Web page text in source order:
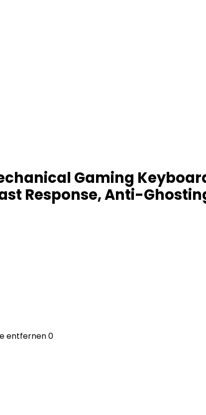
Gaming
Response, Anti-
entfernen0